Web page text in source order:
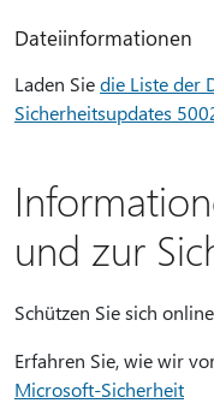
Dateiinformationen
Laden Siedie Liste der
Sicherheitsupdates
und zur
Schützen Sie sich
Erfahren Sie, wie wir
Microsoft-Sicherheit